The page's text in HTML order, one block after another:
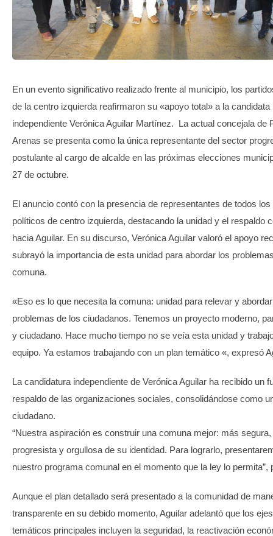
En un evento significativo realizado frente al municipio, los
de la centro izquierda reafirmaron su «apoyo total» a la candidata
independiente Verónica Aguilar Martínez. La actual concejala de
Arenas se presenta como la única representante del sector
postulante al cargo de alcalde en las próximas elecciones
27 de octubre.
El anuncio contó con la presencia de representantes de todos los
políticos de centro izquierda, destacando la unidad y el respaldo
hacia Aguilar. En su discurso, Verónica Aguilar valoró el apoyo
subrayó la importancia de esta unidad para abordar los
comuna.
«Eso es lo que necesita la comuna: unidad para relevar y
problemas de los ciudadanos. Tenemos un proyecto moderno,
y ciudadano. Hace mucho tiempo no se veía esta unidad y
equipo. Ya estamos trabajando con un plan temático «, expresó
La candidatura independiente de Verónica Aguilar ha recibido un
respaldo de las organizaciones sociales, consolidándose como
ciudadano.
“Nuestra aspiración es construir una comuna mejor: más segura,
progresista y orgullosa de su identidad. Para lograrlo,
nuestro programa comunal en el momento que la ley lo permita”,
Aunque el plan detallado será presentado a la comunidad de
transparente en su debido momento, Aguilar adelantó que los ejes
temáticos principales incluyen la seguridad, la reactivación